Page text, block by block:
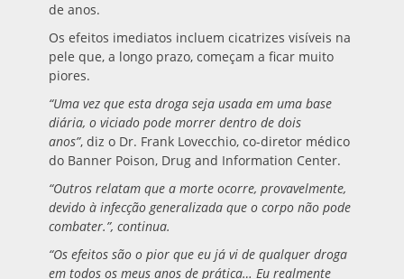
de anos.
Os efeitos imediatos incluem cicatrizes visíveis na
pele que, a longo prazo, começam a ficar muito
piores.
“Uma vez que esta droga seja usada em uma base
diária, o viciado pode morrer dentro de dois
anos”, diz o Dr. Frank Lovecchio, co-diretor médico
do Banner Poison, Drug and Information Center.
“Outros relatam que a morte ocorre, provavelmente,
devido à infecção generalizada que o corpo não pode
combater.”, continua.
“Os efeitos são o pior que eu já vi de qualquer droga
em todos os meus anos de prática… Eu realmente